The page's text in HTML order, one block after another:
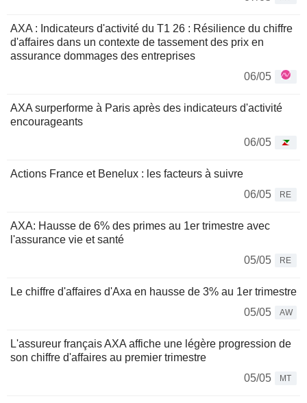
AXA : Indicateurs d'activité du T1 26 : Résilience du chiffre
d'affaires dans un contexte de tassement des prix en
assurance dommages des entreprises
06/05
AXA surperforme à Paris après des indicateurs d'activité
encourageants
06/05
Actions France et Benelux : les facteurs à suivre
06/05
RE
AXA: Hausse de 6% des primes au 1er trimestre avec
l'assurance vie et santé
05/05
RE
Le chiffre d'affaires d'Axa en hausse de 3% au 1er trimestre
05/05
AW
L'assureur français AXA affiche une légère progression de
son chiffre d'affaires au premier trimestre
05/05
MT